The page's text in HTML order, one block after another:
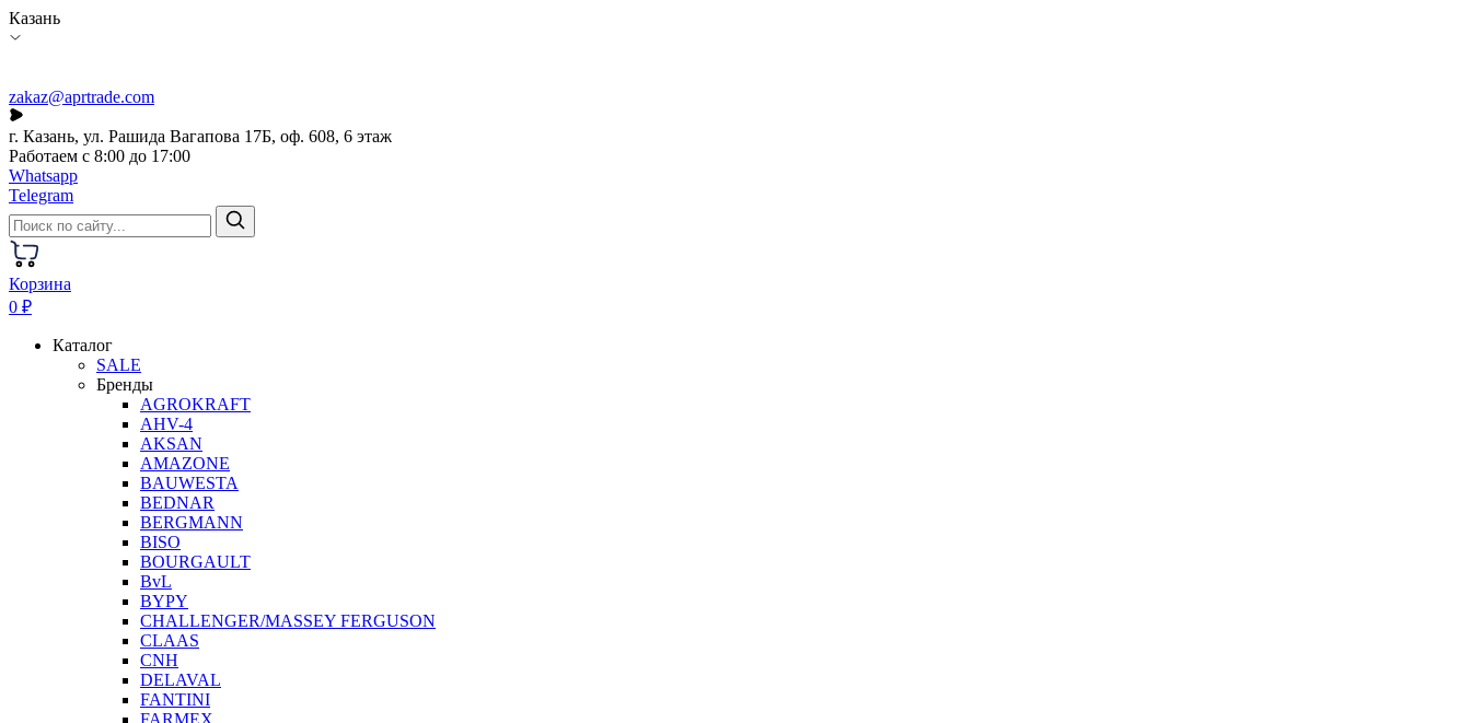
Казань
zakaz@aprtrade.com
г. Казань, ул. Рашида Вагапова 17Б, оф. 608, 6 этаж
Работаем с 8:00 до 17:00
Whatsapp
Telegram
Корзина
0 ₽
Каталог
SALE
Бренды
AGROKRAFT
AHV-4
AKSAN
AMAZONE
BAUWESTA
BEDNAR
BERGMANN
BISO
BOURGAULT
BvL
BYPY
CHALLENGER/MASSEY FERGUSON
CLAAS
CNH
DELAVAL
FANTINI
FARMEX